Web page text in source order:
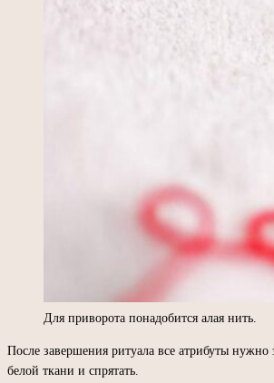
Для приворота понадобится алая нить.
После завершения ритуала все атрибуты нужно
белой ткани и спрятать.